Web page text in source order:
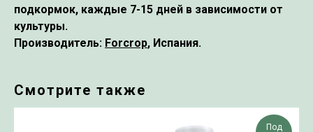
подкормок, каждые 7-15 дней в зависимости от
культуры.
Производитель: Forcrop, Испания.
Смотрите также
Под